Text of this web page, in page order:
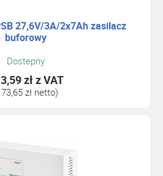
27,6V/3A/2x7Ah zasilacz
buforowy
Dostepny
złz VAT
zł netto)